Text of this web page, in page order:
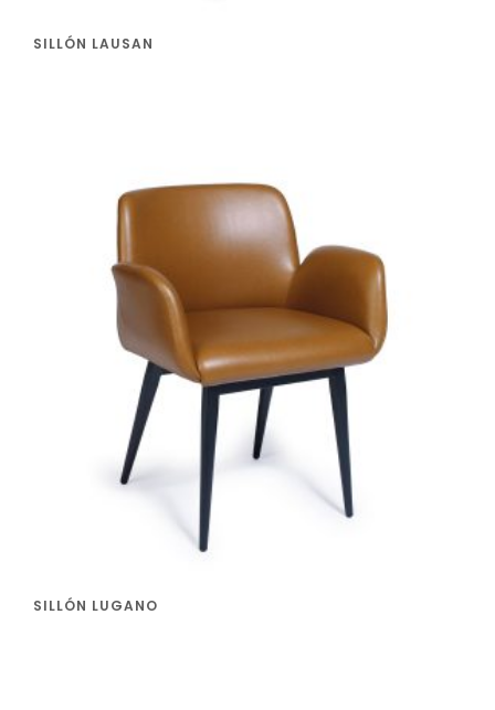
SILLÓN LAUSAN
SILLÓN LUGANO